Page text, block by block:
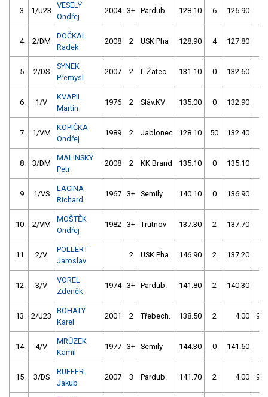
3. 1/U23
VESELÝ
Ondřej
2004 3+ Pardub. 128.10 6 126.90
4. 2/DM
DOČKAL
Radek
2008 2 USK Pha 128.90 4 127.80
5. 2/DS
SYNEK
Přemysl
2007 2 L.Žatec 131.10 0 132.60
6. 1/V
KVAPIL
Martin
1976 2 Sláv.KV 135.00 0 132.90
7. 1/VM
KOPIČKA
Ondřej
1989 2 Jablonec 128.10 50 132.40
8. 3/DM
MALINSKÝ
Petr
2008 2 KK Brand 135.10 0 135.10
9. 1/VS
LACINA
Richard
1967 3+ Semily 140.10 0 136.90
10. 2/VM
MOŠTĚK
Ondřej
1982 3+ Trutnov 137.30 2 137.70
11. 2/V
POLLERT
Jaroslav
2 USK Pha 146.90 2 137.20
12. 3/V
VOREL
Zdeněk
1974 3+ Pardub. 141.80 2 140.30
13. 2/U23
BOHATÝ
Karel
2001 2 Třebech. 138.50 2 4.00 999
14. 4/V
MRŮZEK
Kamil
1977 3+ Semily 144.30 0 141.60
15. 3/DS
RUFFER
Jakub
2007 3 Pardub. 141.70 2 4.00 999